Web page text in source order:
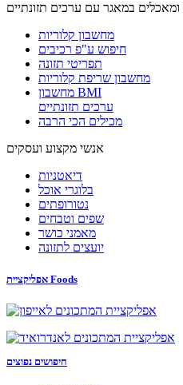
מחשבון קלוריות
חיפוש ע"פ רכיבים
תפריטי תזונה
מחשבון שריפת קלוריות
מחשבון BMI
ערכים תזונתיים
מכילים הכי הרבה
אנשי מקצוע ועסקים
דיאטניות
בלוגרי אוכל
נטורופתים
שפים וטבחים
מאמני כושר
יועצים לתזונה
אפליקציית Foods
חיפושים נפוצים